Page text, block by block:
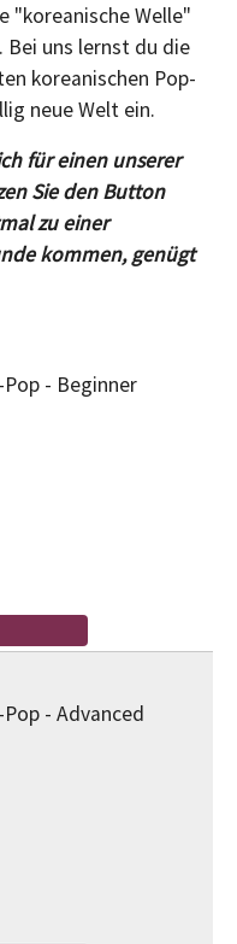
"koreanische Welle"
uns lernst du die
koreanischen Pop-
neue Welt ein.
für einen unserer
Sie den Button
zu einer
kommen, genügt
- Beginner
- Advanced